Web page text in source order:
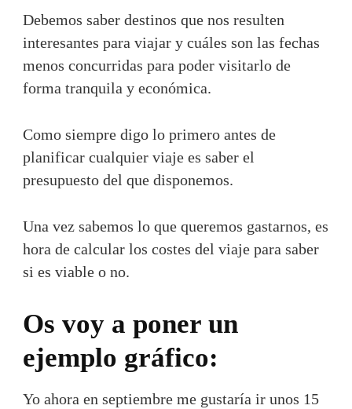
Debemos saber destinos que nos resulten
interesantes para viajar y cuáles son las fechas
menos concurridas para poder visitarlo de
forma tranquila y económica.
Como siempre digo lo primero antes de
planificar cualquier viaje es saber el
presupuesto del que disponemos.
Una vez sabemos lo que queremos gastarnos, es
hora de calcular los costes del viaje para saber
si es viable o no.
Os voy a poner un
ejemplo gráfico:
Yo ahora en septiembre me gustaría ir unos 15